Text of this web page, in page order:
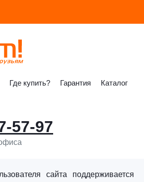
Где купить? Гарантия Каталог
57-97
сайта поддерживается